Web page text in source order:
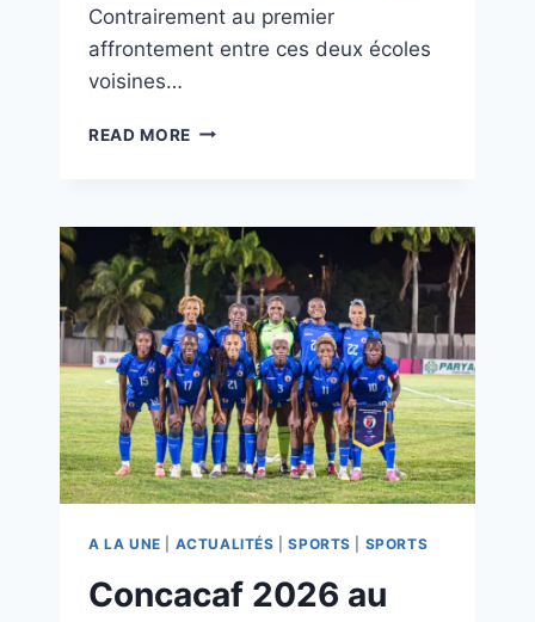
Contrairement au premier
affrontement entre ces deux écoles
voisines…
READ MORE
A LA UNE ACTUALITÉS |SPORTS SPORTS
Concacaf 2026 au